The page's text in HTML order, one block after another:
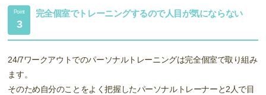
Point
3
完全個室でトレーニングするので人目が気にならない
24/7ワークアウトでのパーソナルトレーニングは完全個室で取り組み
ます。
そのため自分のことをよく把握したパーソナルトレーナーと2人で目